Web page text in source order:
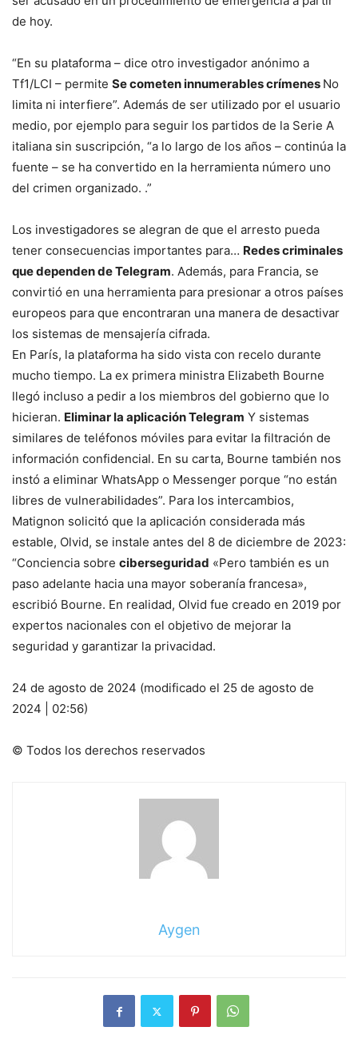
de hoy.
“En su plataforma – dice otro investigador anónimo a
Tf1/LCI – permite Se cometen innumerables crímenes No
limita ni interfiere”. Además de ser utilizado por el usuario
medio, por ejemplo para seguir los partidos de la Serie A
italiana sin suscripción, “a lo largo de los años – continúa la
fuente – se ha convertido en la herramienta número uno
del crimen organizado. .”
Los investigadores se alegran de que el arresto pueda
tener consecuencias importantes para… Redes criminales
que dependen de Telegram. Además, para Francia, se
convirtió en una herramienta para presionar a otros países
europeos para que encontraran una manera de desactivar
los sistemas de mensajería cifrada.
En París, la plataforma ha sido vista con recelo durante
mucho tiempo. La ex primera ministra Elizabeth Bourne
llegó incluso a pedir a los miembros del gobierno que lo
hicieran. Eliminar la aplicación Telegram Y sistemas
similares de teléfonos móviles para evitar la filtración de
información confidencial. En su carta, Bourne también nos
instó a eliminar WhatsApp o Messenger porque “no están
libres de vulnerabilidades”. Para los intercambios,
Matignon solicitó que la aplicación considerada más
estable, Olvid, se instale antes del 8 de diciembre de 2023:
“Conciencia sobre ciberseguridad «Pero también es un
paso adelante hacia una mayor soberanía francesa»,
escribió Bourne. En realidad, Olvid fue creado en 2019 por
expertos nacionales con el objetivo de mejorar la
seguridad y garantizar la privacidad.
24 de agosto de 2024 (modificado el 25 de agosto de
2024 | 02:56)
© Todos los derechos reservados
Aygen